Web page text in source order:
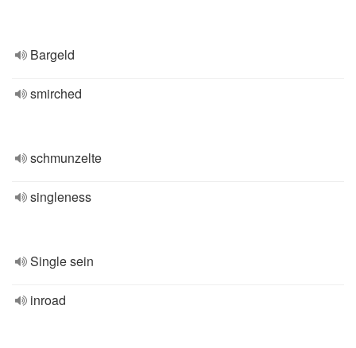
Bargeld
smirched
schmunzelte
singleness
Single sein
inroad